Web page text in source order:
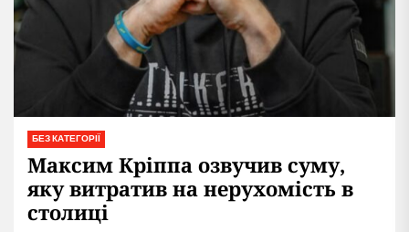
БЕЗ КАТЕГОРІЇ
Максим Кріппа озвучив суму,
яку витратив на нерухомість в
столиці